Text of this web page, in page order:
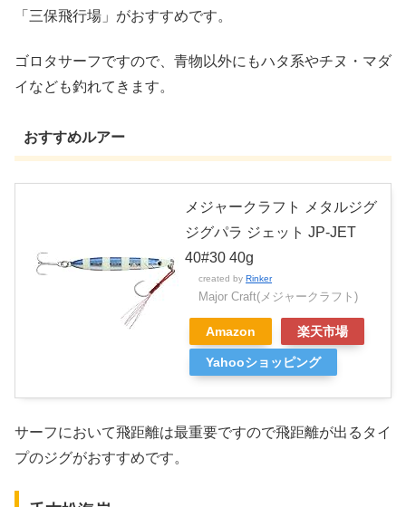
「三保飛行場」がおすすめです。
ゴロタサーフですので、青物以外にもハタ系やチヌ・マダ
イなども釣れてきます。
おすすめルアー
メジャークラフト メタルジグ
ジグパラ ジェット JP-JET
40#30 40g
created by Rinker
Major Craft(メジャークラフト)
Amazon 楽天市場
Yahooショッピング
サーフにおいて飛距離は最重要ですので飛距離が出るタイ
プのジグがおすすめです。